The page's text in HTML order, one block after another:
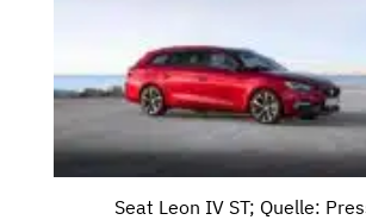
Seat Leon IV ST; Quelle: